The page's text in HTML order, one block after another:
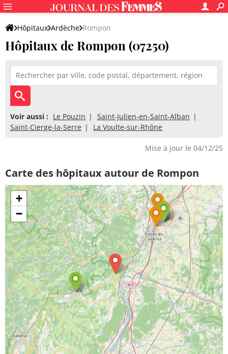
Hôpitaux Ardèche Rompon
Hôpitaux de Rompon (07250)
Voir aussi : Le Pouzin
Saint-Julien-en-Saint-Alban
Saint-Cierge-la-Serre
La Voulte-sur-Rhône
Mise à jour le 04/12/25
Carte des hôpitaux autour de Rompon
+
−